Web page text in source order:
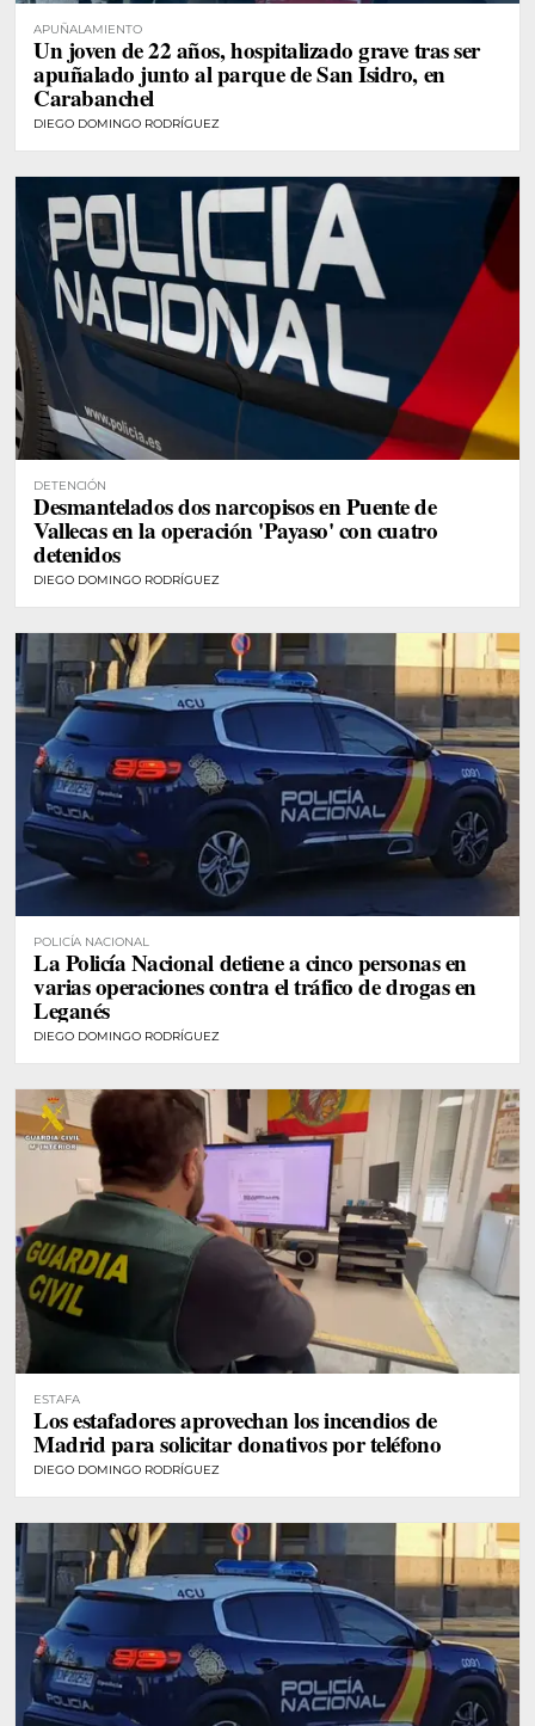
APUÑALAMIENTO
Un joven de 22 años, hospitalizado grave tras ser
apuñalado junto al parque de San Isidro, en
Carabanchel
DIEGO DOMINGO RODRÍGUEZ
DETENCIÓN
Desmantelados dos narcopisos en Puente de
Vallecas en la operación 'Payaso' con cuatro
detenidos
DIEGO DOMINGO RODRÍGUEZ
POLICÍA NACIONAL
La Policía Nacional detiene a cinco personas en
varias operaciones contra el tráfico de drogas en
Leganés
DIEGO DOMINGO RODRÍGUEZ
ESTAFA
Los estafadores aprovechan los incendios de
Madrid para solicitar donativos por teléfono
DIEGO DOMINGO RODRÍGUEZ